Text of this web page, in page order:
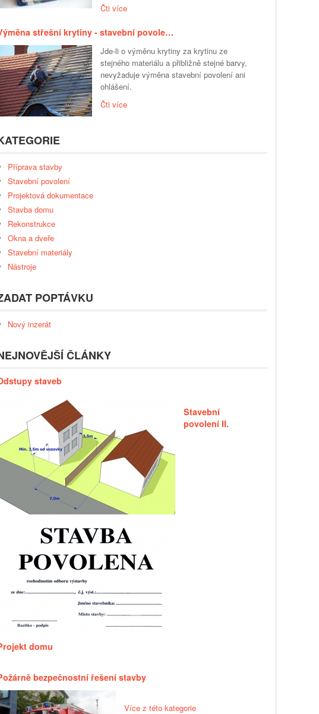
Čti více
střešní krytiny - stavební povole…
Jde-li o výměnu krytiny za krytinu ze
stejného materiálu a přibližně stejné barvy,
nevyžaduje výměna stavební povolení ani
ohlášení.
Čti více
Příprava stavby
Stavební povolení
Projektová dokumentace
Stavba domu
Rekonstrukce
Okna a dveře
Stavební materiály
Nástroje
POPTÁVKU
Nový inzerát
ČLÁNKY
staveb
Stavební
povolení II.
domu
bezpečnostní řešení stavby
Více z této kategorie